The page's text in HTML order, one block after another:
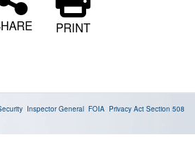
PRINT
Inspector General FOIA Privacy Act Section 508